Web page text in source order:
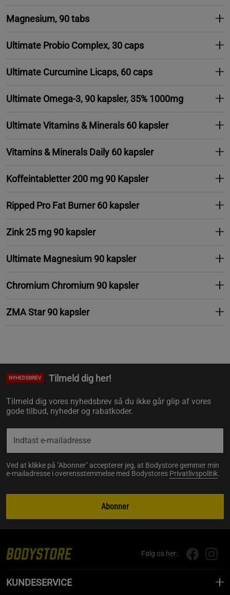
Magnesium, 90 tabs
Ultimate Probio Complex, 30 caps
Ultimate Curcumine Licaps, 60 caps
Ultimate Omega-3, 90 kapsler, 35% 1000mg
Ultimate Vitamins & Minerals 60 kapsler
Vitamins & Minerals Daily 60 kapsler
Koffeintabletter 200 mg 90 Kapsler
Ripped Pro Fat Burner 60 kapsler
Zink 25 mg 90 kapsler
Ultimate Magnesium 90 kapsler
Chromium Chromium 90 kapsler
ZMA Star 90 kapsler
NYHEDSBREV Tilmeld dig her!
Tilmeld dig vores nyhedsbrev så du ikke går glip af vores
gode tilbud, nyheder og rabatkoder.
Ved at klikke på "Abonner" accepterer jeg, at Bodystore gemmer min
e-mailadresse i overensstemmelse med Bodystores Privatlivspolitik.
Abonner
Følg os her:
KUNDESERVICE